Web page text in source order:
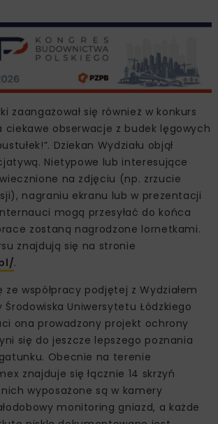
zaangażował się również w konkurs
ciekawe obserwacje z budek lęgowych
Dziekan Wydziału objął
Nietypowe lub interesujące
na zdjęciu (np. zrzucie
nagraniu ekranu lub w prezentacji
mogą przesyłać do końca
zostaną nagrodzone lornetkami.
znajdują się na stronie
.
współpracy podjętej z Wydziałem
Środowiska Uniwersytetu Łódzkiego
ona prowadzony projekt ochrony
się do jeszcze lepszego poznania
Obecnie na terenie
znajduje się łącznie 14 skrzyń
wyposażone są w kamery
monitoring gniazd, a każde